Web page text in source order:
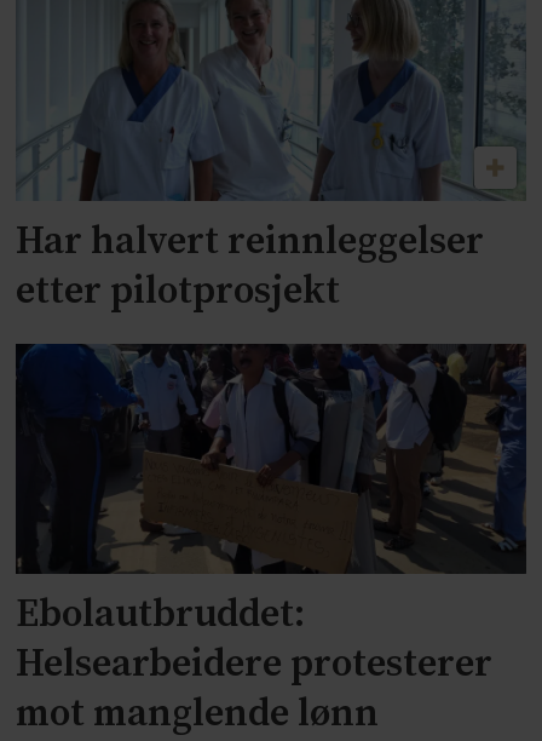
Har halvert reinnleggelser
etter pilotprosjekt
Ebolautbruddet:
Helsearbeidere protesterer
mot manglende lønn